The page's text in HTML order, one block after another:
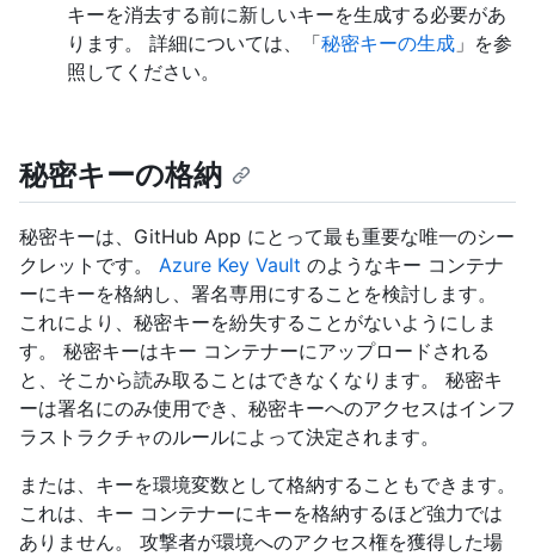
キーを消去する前に新しいキーを生成する必要があ
ります。 詳細については、「秘密キーの生成 」を参
照してください。
秘密キーの格納
秘密キーは、GitHub App にとって最も重要な唯一のシー
クレットです。 Azure Key Vault のようなキー コンテナ
ーにキーを格納し、署名専用にすることを検討します。
これにより、秘密キーを紛失することがないようにしま
す。 秘密キーはキー コンテナーにアップロードされる
と、そこから読み取ることはできなくなります。 秘密キ
ーは署名にのみ使用でき、秘密キーへのアクセスはインフ
ラストラクチャのルールによって決定されます。
または、キーを環境変数として格納することもできます。
これは、キー コンテナーにキーを格納するほど強力では
ありません。 攻撃者が環境へのアクセス権を獲得した場